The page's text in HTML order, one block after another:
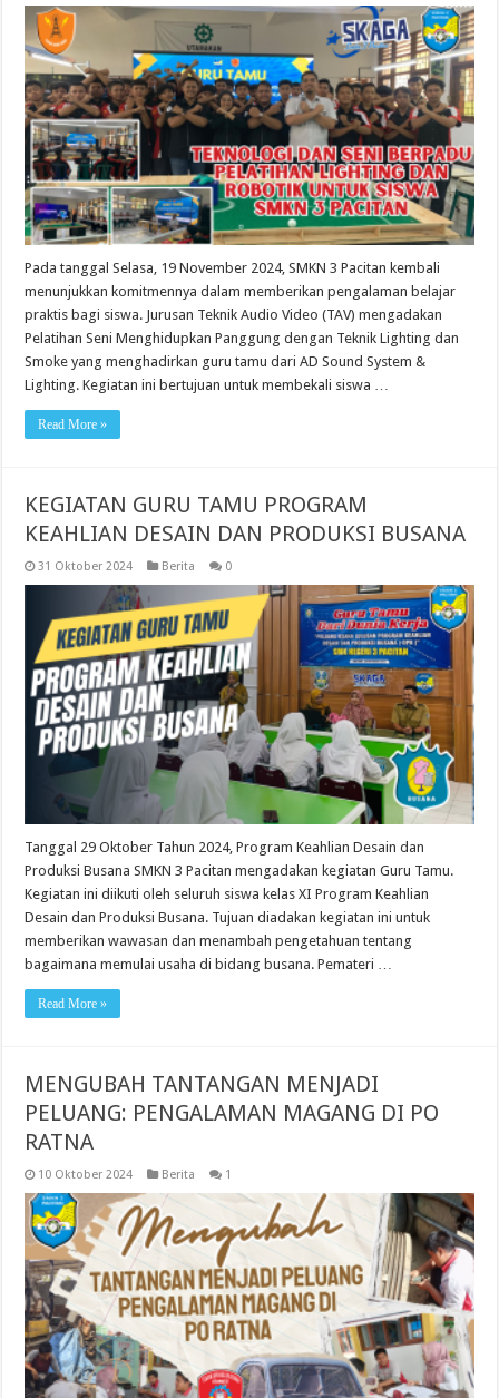
Pada tanggal Selasa, 19 November 2024, SMKN 3 Pacitan kembali
menunjukkan komitmennya dalam memberikan pengalaman belajar
praktis bagi siswa. Jurusan Teknik Audio Video (TAV) mengadakan
Pelatihan Seni Menghidupkan Panggung dengan Teknik Lighting dan
Smoke yang menghadirkan guru tamu dari AD Sound System &
Lighting. Kegiatan ini bertujuan untuk membekali siswa …
Read More »
KEGIATAN GURU TAMU PROGRAM
KEAHLIAN DESAIN DAN PRODUKSI BUSANA
31 Oktober 2024 Berita 0
Tanggal 29 Oktober Tahun 2024, Program Keahlian Desain dan
Produksi Busana SMKN 3 Pacitan mengadakan kegiatan Guru Tamu.
Kegiatan ini diikuti oleh seluruh siswa kelas XI Program Keahlian
Desain dan Produksi Busana. Tujuan diadakan kegiatan ini untuk
memberikan wawasan dan menambah pengetahuan tentang
bagaimana memulai usaha di bidang busana. Pemateri …
Read More »
MENGUBAH TANTANGAN MENJADI
PELUANG: PENGALAMAN MAGANG DI PO
RATNA
10 Oktober 2024 Berita 1